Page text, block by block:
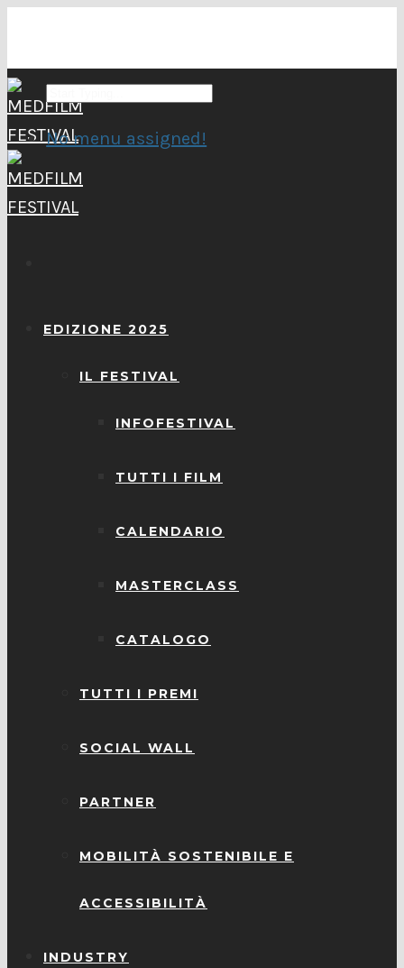
EDIZIONE 2025
IL FESTIVAL
INFOFESTIVAL
TUTTI I FILM
CALENDARIO
MASTERCLASS
CATALOGO
TUTTI I PREMI
SOCIAL WALL
PARTNER
MOBILITÀ SOSTENIBILE E
ACCESSIBILITÀ
INDUSTRY
No menu assigned!